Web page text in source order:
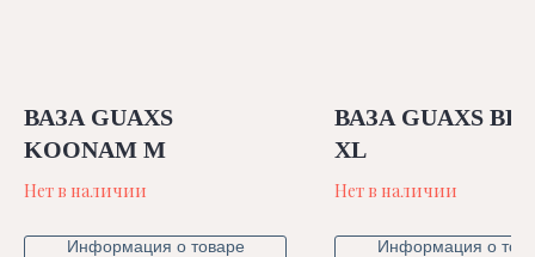
ВАЗА GUAXS
KOONAM M
Нет в наличии
Информация о товаре
ВАЗА GUAXS
XL
Нет в наличии
Информация о